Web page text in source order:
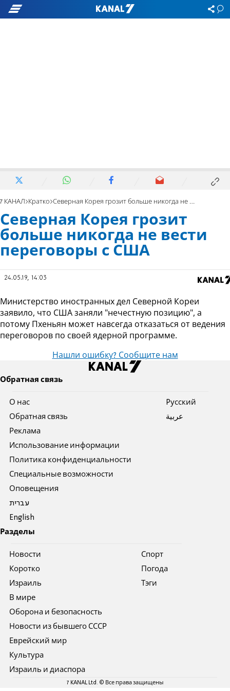
7 КАНАЛ Кратко Северная Корея грозит больше никогда не вести переговоры с США
Северная Корея грозит
больше никогда не вести
переговоры с США
24.05.19, 14:03
Министерство иностранных дел Северной Кореи
заявило, что США заняли "нечестную позицию", а
потому Пхеньян может навсегда отказаться от ведения
переговоров по своей ядерной программе.
Нашли ошибку? Сообщите нам
Обратная связь
О нас
Обратная связь
Реклама
Использование информации
Политика конфиденциальности
Специальные возможности
Оповещения
עברית
English
Pусский
عربية
Разделы
Новости
Коротко
Израиль
В мире
Оборона и безопасность
Новости из бывшего СССР
Еврейский мир
Культура
Израиль и диаспора
Спорт
Погода
Тэги
7 KANAL Ltd. © Все права защищены